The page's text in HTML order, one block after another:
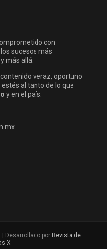
con
sucesos más
más allá.
veraz, oportuno
al tanto de lo que
y en el país.
| Desarrollado por Revista de
X